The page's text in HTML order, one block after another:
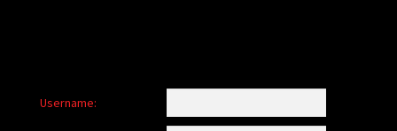
Username: